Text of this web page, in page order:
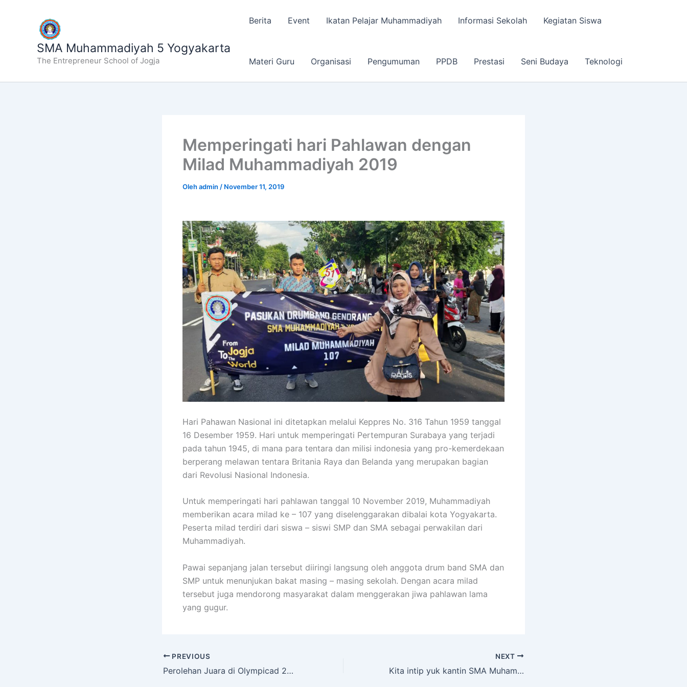
SMA Muhammadiyah 5 Yogyakarta
The Entrepreneur School of Jogja
Berita Event Ikatan Pelajar Muhammadiyah Informasi Sekolah Kegiatan Siswa
Materi Guru Organisasi Pengumuman PPDB Prestasi Seni Budaya Teknologi
Memperingati hari Pahlawan dengan
Milad Muhammadiyah 2019
Olehadmin / November 11, 2019
Hari Pahawan Nasional ini ditetapkan melalui Keppres No. 316 Tahun 1959 tanggal
16 Desember 1959. Hari untuk memperingati Pertempuran Surabaya yang terjadi
pada tahun 1945, di mana para tentara dan milisi indonesia yang pro-kemerdekaan
berperang melawan tentara Britania Raya dan Belanda yang merupakan bagian
dari Revolusi Nasional Indonesia.
Untuk memperingati hari pahlawan tanggal 10 November 2019, Muhammadiyah
memberikan acara milad ke – 107 yang diselenggarakan dibalai kota Yogyakarta.
Peserta milad terdiri dari siswa – siswi SMP dan SMA sebagai perwakilan dari
Muhammadiyah.
Pawai sepanjang jalan tersebut diiringi langsung oleh anggota drum band SMA dan
SMP untuk menunjukan bakat masing – masing sekolah. Dengan acara milad
tersebut juga mendorong masyarakat dalam menggerakan jiwa pahlawan lama
yang gugur.
PREVIOUS
Perolehan Juara di Olympicad 2019
NEXT
Kita intip yuk kantin SMA Muhammadiyah 5 Yogyakarta ..